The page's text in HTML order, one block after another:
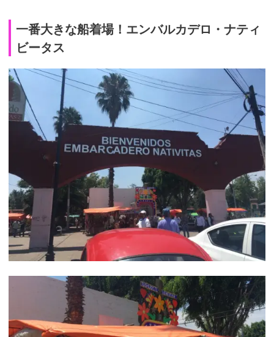
一番大きな船着場！エンバルカデロ・ナティ
ビータス